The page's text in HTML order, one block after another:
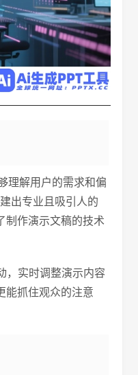
理解用户的需求和偏
出专业且吸引人的
制作演示文稿的技术
，实时调整演示内容
能抓住观众的注意